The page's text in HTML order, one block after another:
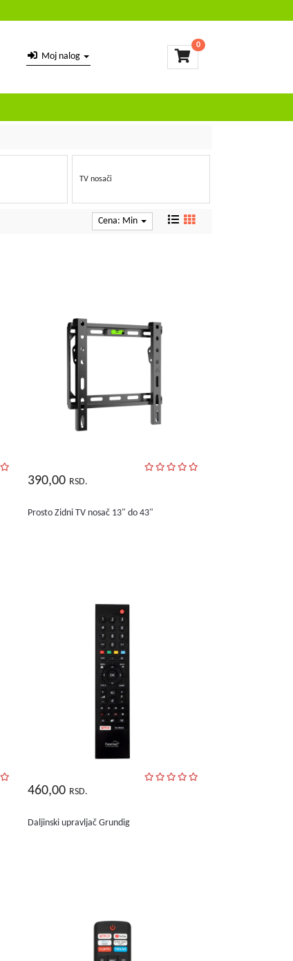
Moj nalog
0
TV nosači
Cena: Min
390,00 RSD.
Prosto Zidni TV nosač 13" do 43"
460,00 RSD.
Daljinski upravljač Grundig